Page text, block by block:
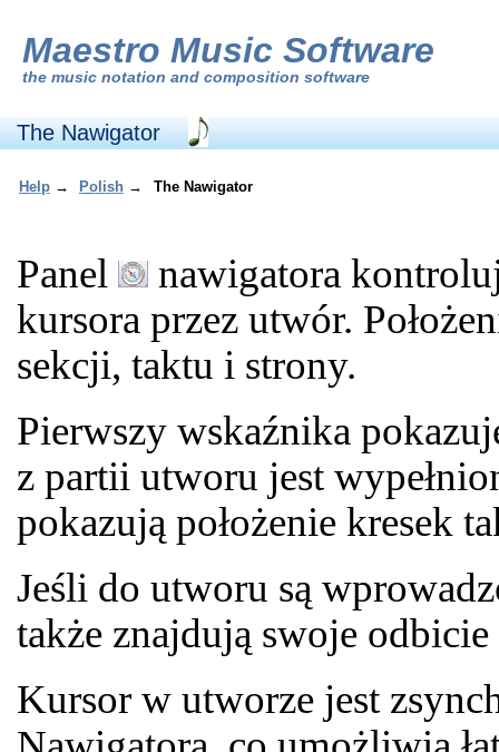
Maestro Music Software
the music notation and composition software
The Nawigator
Help → Polish → The Nawigator
Panel
nawigatora
kursora przez utwór.
sekcji, taktu i strony.
Pierwszy wskaźnika
z partii utworu jest
pokazują położenie kresek
Jeśli do utworu są
także znajdują swoje
Kursor w utworze jest